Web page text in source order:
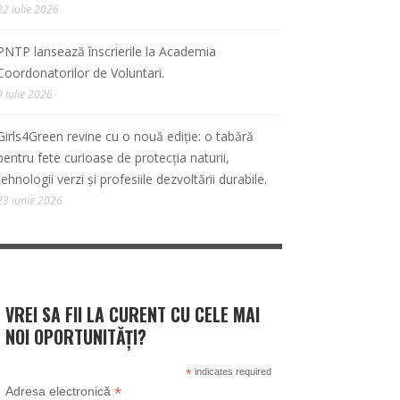
iulie 2026
lansează înscrierile la Academia
de Voluntari.
iulie 2026
revine cu o nouă ediție: o tabără
fete curioase de protecția naturii,
verzi și profesiile dezvoltării durabile.
iunie 2026
VREI SA FII LA CURENT CU CELE MAI
NOI OPORTUNITĂȚI?
*indicates required
Adresa electronică *